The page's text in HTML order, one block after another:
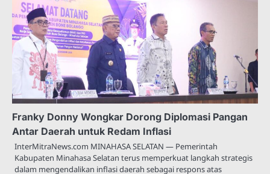
Franky Donny Wongkar Dorong Diplomasi Pangan
Antar Daerah untuk Redam Inflasi
InterMitraNews.com MINAHASA SELATAN — Pemerintah
Kabupaten Minahasa Selatan terus memperkuat langkah strategis
dalam mengendalikan inflasi daerah sebagai respons atas